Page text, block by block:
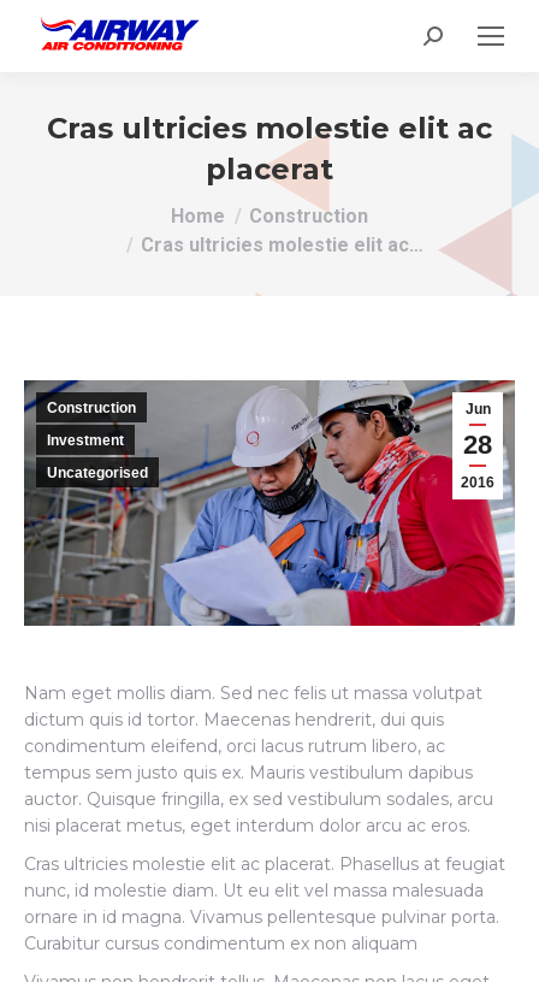
Search:
Cras ultricies molestie elit ac
placerat
Home
Construction
Cras ultricies molestie elit ac…
Jun
28
2016
Construction
Investment
Uncategorised
Nam eget mollis diam. Sed nec felis ut massa volutpat
dictum quis id tortor. Maecenas hendrerit, dui quis
condimentum eleifend, orci lacus rutrum libero, ac
tempus sem justo quis ex. Mauris vestibulum dapibus
auctor. Quisque fringilla, ex sed vestibulum sodales, arcu
nisi placerat metus, eget interdum dolor arcu ac eros.
Cras ultricies molestie elit ac placerat. Phasellus at feugiat
nunc, id molestie diam. Ut eu elit vel massa malesuada
ornare in id magna. Vivamus pellentesque pulvinar porta.
Curabitur cursus condimentum ex non aliquam